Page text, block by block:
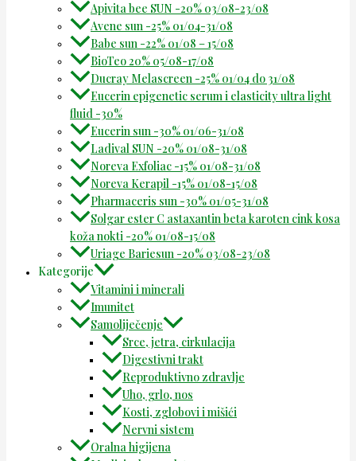
Apivita bee SUN -20% 03/08-23/08
Avene sun -25% 01/04-31/08
Babe sun -22% 01/08 – 15/08
BioTeo 20% 05/08-17/08
Ducray Melascreen -25% 01/04 do 31/08
Eucerin epigenetic serum i elasticity ultra light
fluid -30%
Eucerin sun -30% 01/06-31/08
Ladival SUN -20% 01/08-31/08
Noreva Exfoliac -15% 01/08-31/08
Noreva Kerapil -15% 01/08-15/08
Pharmaceris sun -30% 01/05-31/08
Solgar ester C astaxantin beta karoten cink kosa
koža nokti -20% 01/08-15/08
Uriage Bariesun -20% 03/08-23/08
Kategorije
Vitamini i minerali
Imunitet
Samoliječenje
Srce, jetra, cirkulacija
Digestivni trakt
Reproduktivno zdravlje
Uho, grlo, nos
Kosti, zglobovi i mišići
Nervni sistem
Oralna higijena